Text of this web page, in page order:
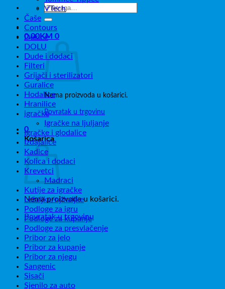
Pretraži:
0,00KM 0
Nema proizvoda u košarici.
Povratak u trgovinu
0
Košarica
Nema proizvoda u košarici.
Povratak u trgovinu
VTech
Čaše
Contours
Dekice
DOLU
Dude i dodaci
Filteri
Grijači i sterilizatori
Guralice
Hodalice
Hranilice
igračke
Igračke na ljuljanje
Igračke i glodalice
Izdajalice
Kadice
Kolica i dodaci
Krevetci
Madraci
Kutije za igračke
Ležaljke/njihaljke
Podloge za igru
Podloge za kupanje
Podloge za presvlačenje
Pribor za jelo
Pribor za kupanje
Pribor za njegu
Sangenic
Sisači
Sjenilo za auto